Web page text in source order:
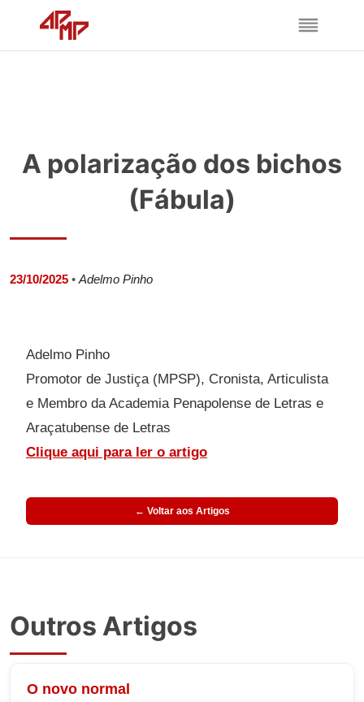
A polarização dos bichos
(Fábula)
23/10/2025 • Adelmo Pinho
Adelmo Pinho
Promotor de Justiça (MPSP), Cronista, Articulista
e Membro da Academia Penapolense de Letras e
Araçatubense de Letras
Clique aqui para ler o artigo
← Voltar aos Artigos
Outros Artigos
O novo normal